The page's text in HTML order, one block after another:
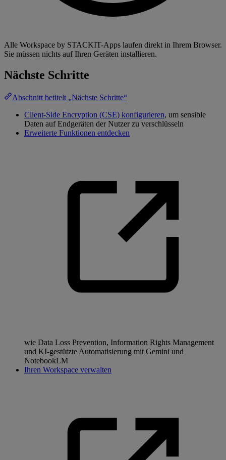
Alle Workspace by STACKIT-Apps laufen direkt in Ihrem Browser.
Sie müssen nichts auf Ihren Geräten installieren.
Nächste Schritte
Abschnitt betitelt „Nächste Schritte“
Client-Side Encryption (CSE) konfigurieren, um sensible
Daten auf Endgeräten der Nutzer zu verschlüsseln
Erweiterte Funktionen entdecken
wie Data Loss Prevention, Information Rights Management
und KI-gestützte Automatisierung mit Gemini und
NotebookLM
Ihren Workspace verwalten